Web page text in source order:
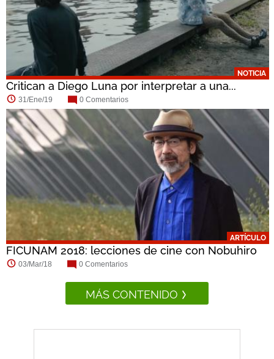
NOTICIA
Critican a Diego Luna por interpretar a una...
31/Ene/19 0 Comentarios
ARTÍCULO
FICUNAM 2018: lecciones de cine con Nobuhiro
Suwa
03/Mar/18 0 Comentarios
MÁS CONTENIDO